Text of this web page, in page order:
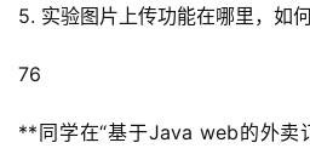
5. 实验图片上传功能在哪里，如
76
**同学在“基于Java web的外卖